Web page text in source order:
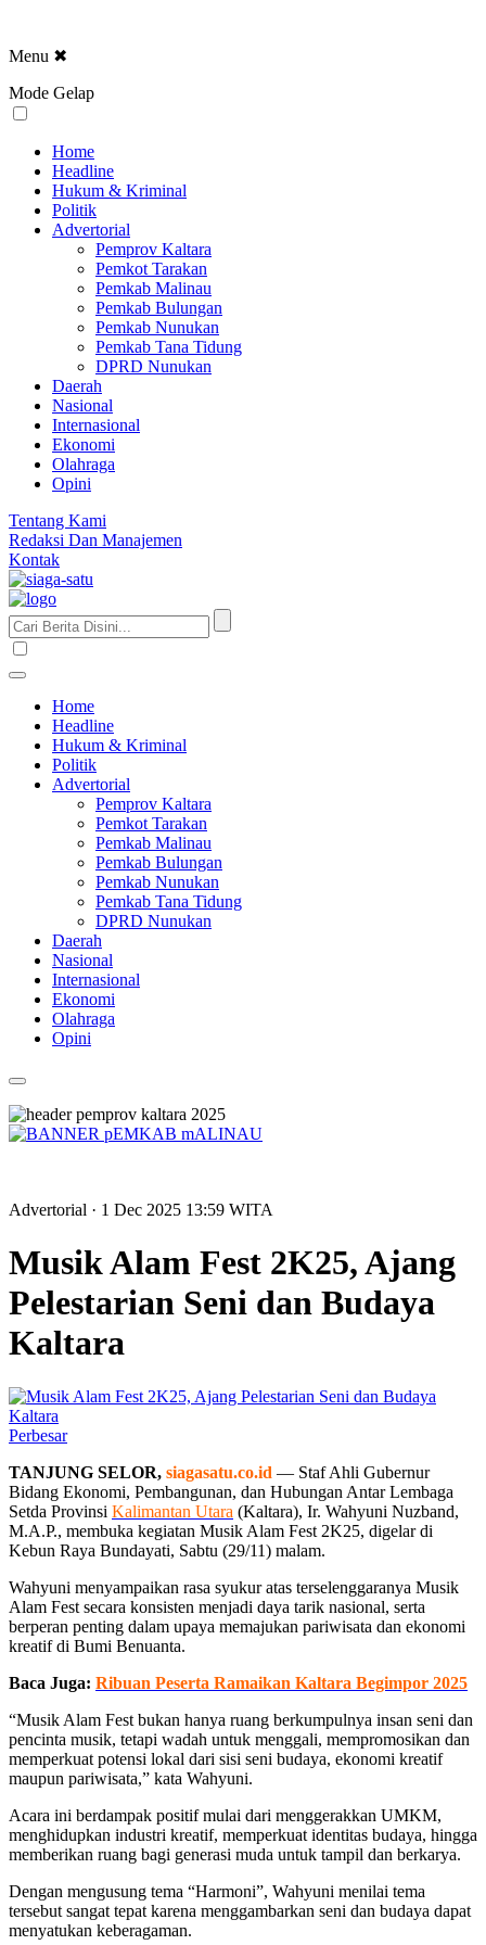
Menu ✖
Mode Gelap
Home
Headline
Hukum & Kriminal
Politik
Advertorial
Pemprov Kaltara
Pemkot Tarakan
Pemkab Malinau
Pemkab Bulungan
Pemkab Nunukan
Pemkab Tana Tidung
DPRD Nunukan
Daerah
Nasional
Internasional
Ekonomi
Olahraga
Opini
Tentang Kami
Redaksi Dan Manajemen
Kontak
Home
Headline
Hukum & Kriminal
Politik
Advertorial
Pemprov Kaltara
Pemkot Tarakan
Pemkab Malinau
Pemkab Bulungan
Pemkab Nunukan
Pemkab Tana Tidung
DPRD Nunukan
Daerah
Nasional
Internasional
Ekonomi
Olahraga
Opini
Advertorial · 1 Dec 2025 13:59 WITA
Musik Alam Fest 2K25, Ajang
Pelestarian Seni dan Budaya
Kaltara
Perbesar
TANJUNG SELOR, siagasatu.co.id — Staf Ahli Gubernur
Bidang Ekonomi, Pembangunan, dan Hubungan Antar Lembaga
Setda Provinsi Kalimantan Utara (Kaltara), Ir. Wahyuni Nuzband,
M.A.P., membuka kegiatan Musik Alam Fest 2K25, digelar di
Kebun Raya Bundayati, Sabtu (29/11) malam.
Wahyuni menyampaikan rasa syukur atas terselenggaranya Musik
Alam Fest secara konsisten menjadi daya tarik nasional, serta
berperan penting dalam upaya memajukan pariwisata dan ekonomi
kreatif di Bumi Benuanta.
Baca Juga: Ribuan Peserta Ramaikan Kaltara Begimpor 2025
“Musik Alam Fest bukan hanya ruang berkumpulnya insan seni dan
pencinta musik, tetapi wadah untuk menggali, mempromosikan dan
memperkuat potensi lokal dari sisi seni budaya, ekonomi kreatif
maupun pariwisata,” kata Wahyuni.
Acara ini berdampak positif mulai dari menggerakkan UMKM,
menghidupkan industri kreatif, memperkuat identitas budaya, hingga
memberikan ruang bagi generasi muda untuk tampil dan berkarya.
Dengan mengusung tema “Harmoni”, Wahyuni menilai tema
tersebut sangat tepat karena menggambarkan seni dan budaya dapat
menyatukan keberagaman.